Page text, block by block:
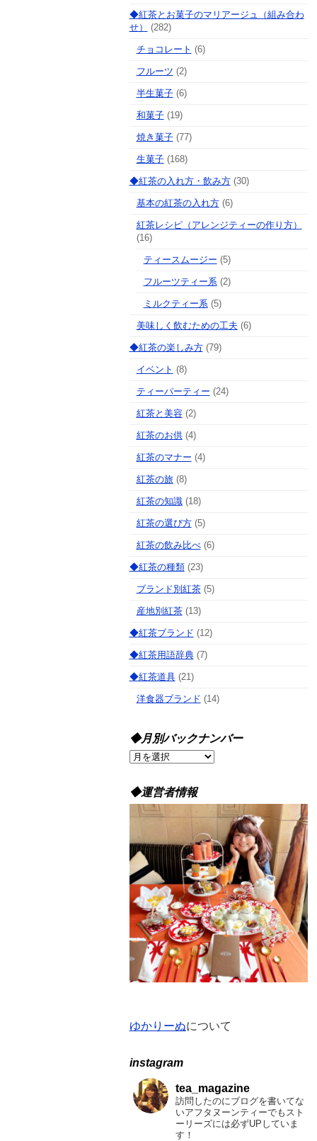
◆紅茶とお菓子のマリアージュ（組み合わ
せ）
(282)
チョコレート (6)
フルーツ (2)
半生菓子(6)
和菓子(19)
焼き菓子(77)
生菓子(168)
◆紅茶の入れ方・飲み方(30)
基本の紅茶の入れ方(6)
紅茶レシピ（アレンジティーの作り方）
(16)
ティースムージー (5)
フルーツティー系 (2)
ミルクティー系 (5)
美味しく飲むための工夫 (6)
◆紅茶の楽しみ方(79)
イベント (8)
ティーパーティー (24)
紅茶と美容(2)
紅茶のお供(4)
紅茶のマナー (4)
紅茶の旅(8)
紅茶の知識(18)
紅茶の選び方(5)
紅茶の飲み比べ(6)
◆紅茶の種類(23)
ブランド別紅茶(5)
産地別紅茶(13)
◆紅茶ブランド (12)
◆紅茶用語辞典(7)
◆紅茶道具(21)
洋食器ブランド (14)
◆月別バックナンバー
◆
バ
ッ
ン
バ
ー
◆運営者情報
ゆかりーぬについて
instagram
tea_magazine
訪問したのにブログを書いてな
いアフタヌーンティーでもスト
ーリーズには必ずUPしていま
す！